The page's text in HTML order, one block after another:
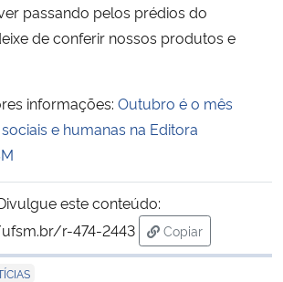
passando pelos prédios do
de conferir nossos produtos e
informações: Outubro é o mês
e humanas na Editora
este conteúdo:
r-474-2443
Copiar
para área de